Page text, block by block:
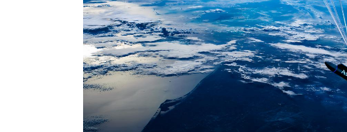
HOME
EV
電動バイク
電動キックボード
ライフスタイル